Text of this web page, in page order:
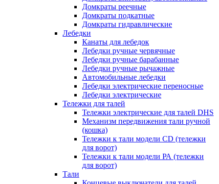
Домкраты реечные
Домкраты подкатные
Домкраты гидравлические
Лебедки
Канаты для лебедок
Лебедки ручные червячные
Лебедки ручные барабанные
Лебедки ручные рычажные
Автомобильные лебедки
Лебедки электрические переносные
Лебедки электрические
Тележки для талей
Тележки электрические для талей DHS
Механизм передвижения тали ручной
(кошка)
Тележки к тали модели CD (тележки
для ворот)
Тележки к тали модели РА (тележки
для ворот)
Тали